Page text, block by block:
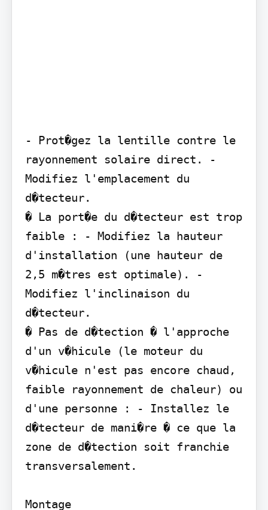
- Prot�gez la lentille contre le
rayonnement solaire direct. -
Modifiez l'emplacement du
d�tecteur.
� La port�e du d�tecteur est trop
faible : - Modifiez la hauteur
d'installation (une hauteur de
2,5 m�tres est optimale). -
Modifiez l'inclinaison du
d�tecteur.
� Pas de d�tection � l'approche
d'un v�hicule (le moteur du
v�hicule n'est pas encore chaud,
faible rayonnement de chaleur) ou
d'une personne : - Installez le
d�tecteur de mani�re � ce que la
zone de d�tection soit franchie
transversalement.
Montage